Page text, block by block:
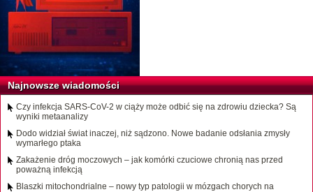
Najnowsze wiadomości
Czy infekcja SARS-CoV-2 w ciąży może odbić się na zdrowiu dziecka? Są
wyniki metaanalizy
Dodo widział świat inaczej, niż sądzono. Nowe badanie odsłania zmysły
wymarłego ptaka
Zakażenie dróg moczowych – jak komórki czuciowe chronią nas przed
poważną infekcją
Blaszki mitochondrialne – nowy typ patologii w mózgach chorych na